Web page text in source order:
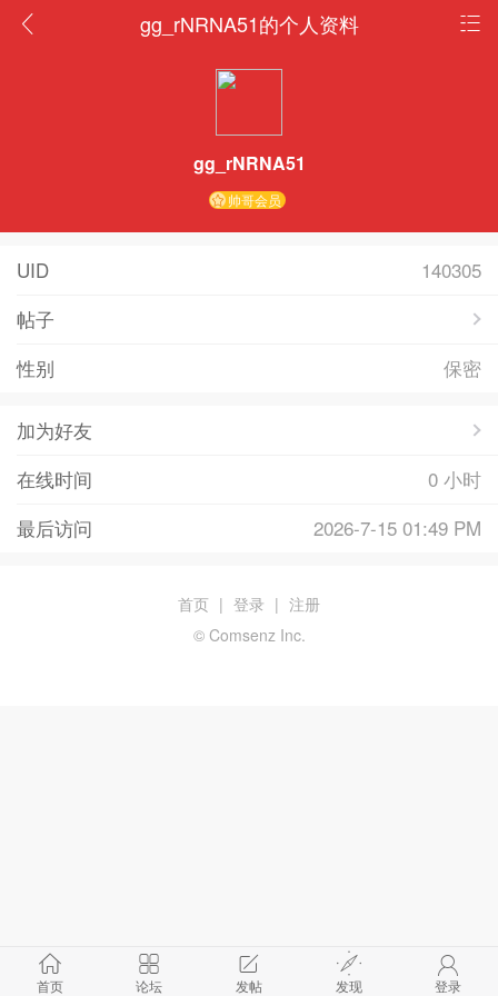
gg_rNRNA51的个人资料
gg_rNRNA51
帅哥会员
UID
140305
帖子
性别
保密
加为好友
在线时间
0 小时
最后访问
2026-7-15 01:49 PM
首页 论坛 发帖 发现 登录
首页 | 登录 | 注册
© Comsenz Inc.